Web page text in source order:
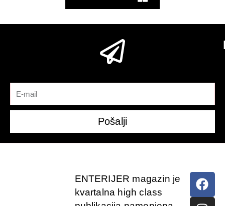
Pošalji
ENTERIJER magazin je
kvartalna high class